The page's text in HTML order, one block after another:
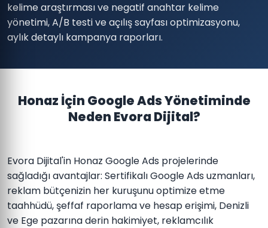
kelime araştırması ve negatif anahtar kelime
yönetimi, A/B testi ve açılış sayfası optimizasyonu,
aylık detaylı kampanya raporları.
Honaz İçin Google Ads Yönetiminde
Neden Evora Dijital?
Evora Dijital'in Honaz Google Ads projelerinde
sağladığı avantajlar: Sertifikalı Google Ads uzmanları,
reklam bütçenizin her kuruşunu optimize etme
taahhüdü, şeffaf raporlama ve hesap erişimi, Denizli
ve Ege pazarına derin hakimiyet, reklamcılık